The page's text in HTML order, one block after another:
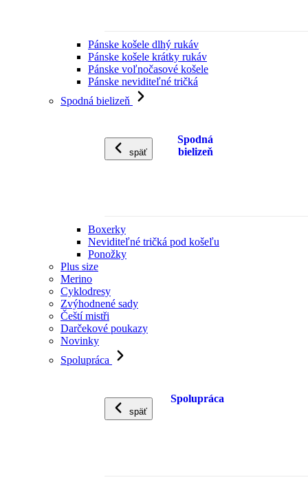
Pánske košele dlhý rukáv
Pánske košele krátky rukáv
Pánske voľnočasové košele
Pánske neviditeľné tričká
Spodná bielizeň
späť
Spodná
bielizeň
Boxerky
Neviditeľné tričká pod košeľu
Ponožky
Plus size
Merino
Cyklodresy
Zvýhodnené sady
Čeští mistři
Darčekové poukazy
Novinky
Spolupráca
späť
Spolupráca